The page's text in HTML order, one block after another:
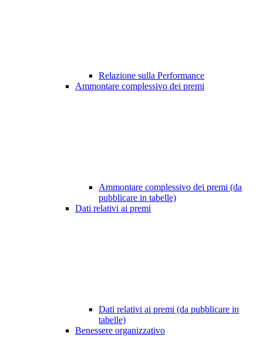
Relazione sulla Performance
Ammontare complessivo dei premi
Ammontare complessivo dei premi (da
pubblicare in tabelle)
Dati relativi ai premi
Dati relativi ai premi (da pubblicare in
tabelle)
Benessere organizzativo